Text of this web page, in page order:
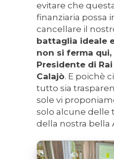
evitare che
finanziaria possa
cancellare il
battaglia ideale
non si ferma
Presidente di
Calajò. E poichè
tutto sia
sole vi
solo alcune delle
della nostra bella